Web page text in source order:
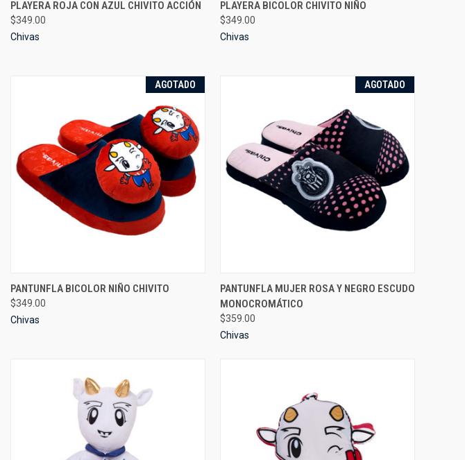
Compare
PLAYERA ROJA CON AZUL CHIVITO ACCIÓN
$349.00
Chivas
Compare
PLAYERA BICOLOR CHIVITO NIÑO
$349.00
Chivas
AGOTADO
QUICK VIEW AGOTADO
Compare
PANTUNFLA BICOLOR NIÑO CHIVITO
$349.00
Chivas
AGOTADO
QUICK VIEW AGOTADO
Compare
PANTUNFLA MUJER ROSA Y NEGRO ESCUDO
MONOCROMÁTICO
$359.00
Chivas